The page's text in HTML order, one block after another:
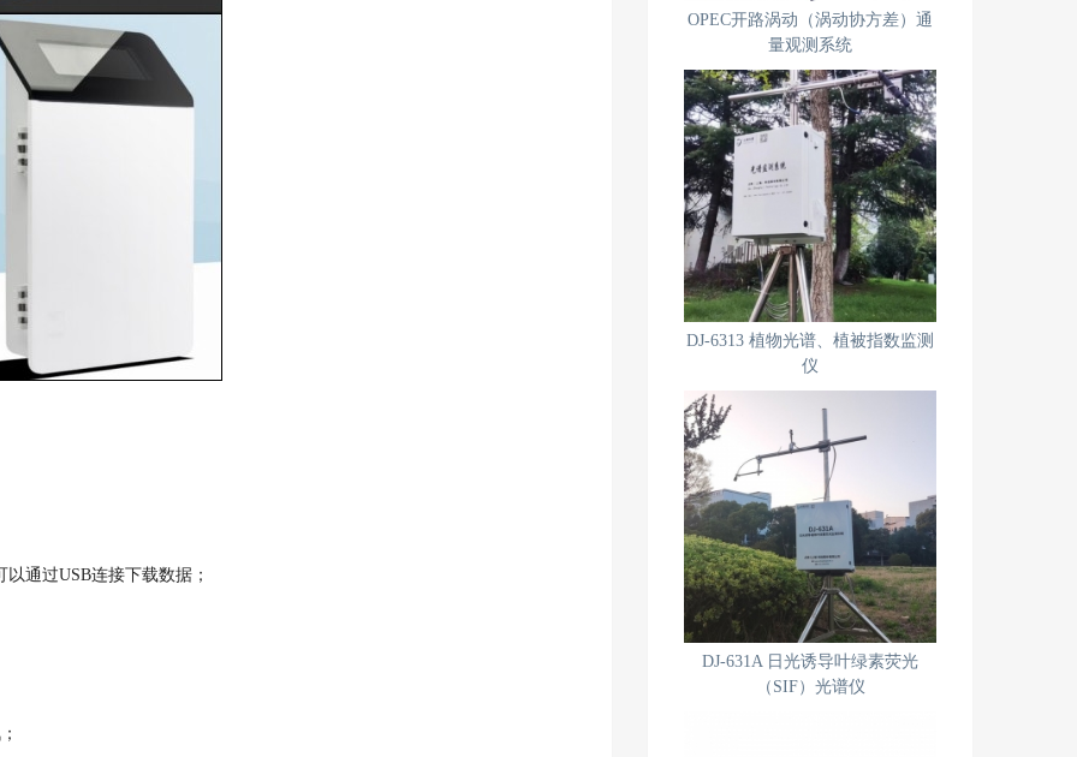
通过USB连接下载数据；
OPEC开路涡动（涡动协方差）通
量观测系统
DJ-6313 植物光谱、植被指数监测
仪
DJ-631A 日光诱导叶绿素荧光
（SIF）光谱仪